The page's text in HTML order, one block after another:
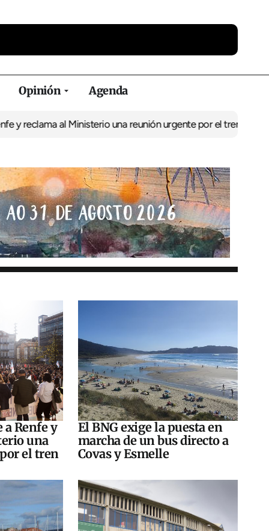
Opinión Agenda
al Ministerio una reunión urgente por el trenEl BNG exige la
Renfe y
una
el tren
El BNG exige la puesta en
marcha de un bus directo a
Covas y Esmelle